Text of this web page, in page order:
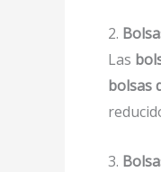
2.
Las
bolsas
3.